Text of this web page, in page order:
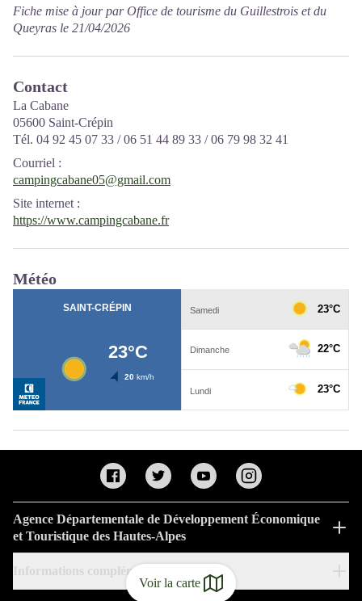
Voir la carte
Fiche mise à jour par Office de tourisme du Guillestrois et du
Queyras le 21/04/2026
Contact
La Cabane
05600 Saint-Crépin
Tél. 04 92 45 07 33 / 06 51 44 89 33 / 06 79 98 32 41
Courriel :
campingcabane05@gmail.com
Site internet :
https://www.campingcabane.fr
Météo
Agence Départementale de Développement Économique
et Touristique des Hautes-Alpes
Informations complémentaires